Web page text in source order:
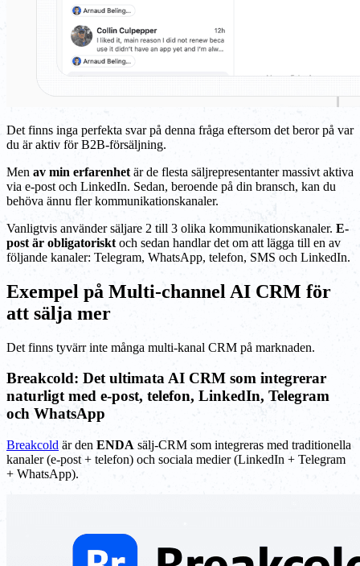
Det finns inga perfekta svar på denna fråga eftersom det beror på var
du är aktiv för B2B-försäljning.
Men av min erfarenhet är de flesta säljrepresentanter massivt aktiva
via e-post och LinkedIn. Sedan, beroende på din bransch, kan du
behöva ännu fler kommunikationskanaler.
Vanligtvis använder säljare 2 till 3 olika kommunikationskanaler. E-
post är obligatoriskt och sedan handlar det om att lägga till en av
följande kanaler: Telegram, WhatsApp, telefon, SMS och LinkedIn.
Exempel på Multi-channel AI CRM för
att sälja mer
Det finns tyvärr inte många multi-kanal CRM på marknaden.
Breakcold: Det ultimata AI CRM som integrerar
naturligt med e-post, telefon, LinkedIn, Telegram
och WhatsApp
Breakcold är den ENDA sälj-CRM som integreras med traditionella
kanaler (e-post + telefon) och sociala medier (LinkedIn + Telegram
+ WhatsApp).